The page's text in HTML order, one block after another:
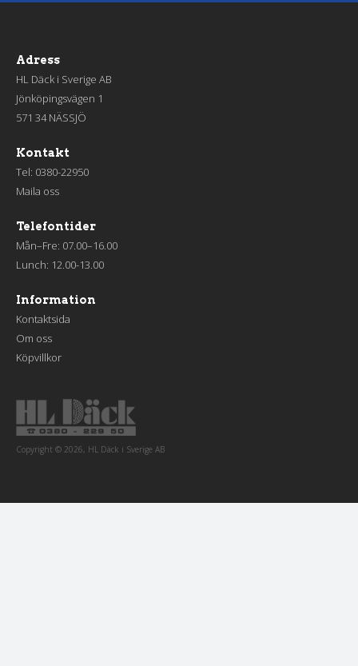
Adress
HL Däck i Sverige AB
Jönköpingsvägen 1
571 34 NÄSSJÖ
Kontakt
Tel: 0380-22950
Maila oss
Telefontider
Mån–Fre: 07.00–16.00
Lunch: 12.00-13.00
Information
Kontaktsida
Om oss
Köpvillkor
Copyright © 2026, HL Däck i Sverige AB